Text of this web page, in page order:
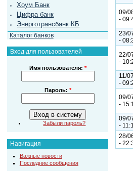
Хоум Банк
Цифра банк
Энерготрансбанк КБ
Каталог банков
Вход для пользователей
Имя пользователя: *
Пароль: *
Забыли пароль?
Навигация
Важные новости
Последние сообщения
09/
-
23/
-
22/
-
11/
-
09/
-
09/
-
28/
-